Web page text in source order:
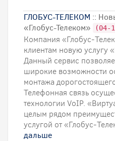
ГЛОБУС-ТЕЛЕКОМ ::
«Глобус-Телеком»
(04-
Компания «Глобус-
клиентам новую услугу
Данный сервис
широкие возможности
монтажа
Телефонная связь
технологии VoIP.
целым рядом
услугой от «Глобус-
дальше